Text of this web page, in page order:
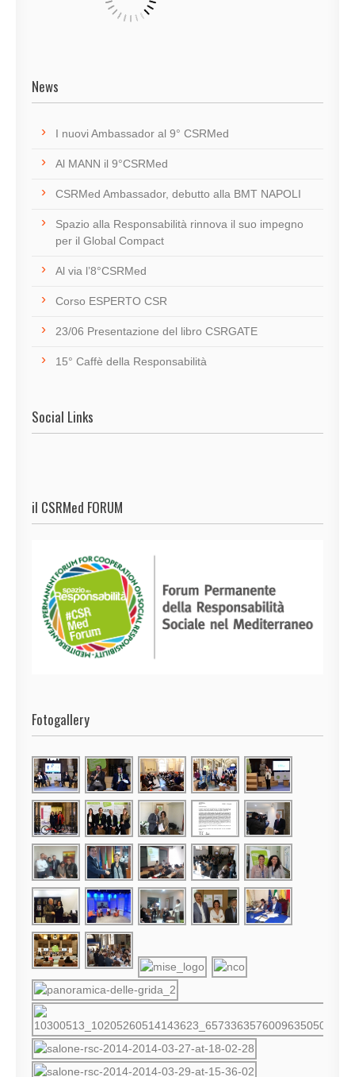
News
I nuovi Ambassador al 9° CSRMed
Al MANN il 9°CSRMed
CSRMed Ambassador, debutto alla BMT NAPOLI
Spazio alla Responsabilità rinnova il suo impegno
per il Global Compact
Al via l’8°CSRMed
Corso ESPERTO CSR
23/06 Presentazione del libro CSRGATE
15° Caffè della Responsabilità
Social Links
il CSRMed FORUM
Fotogallery